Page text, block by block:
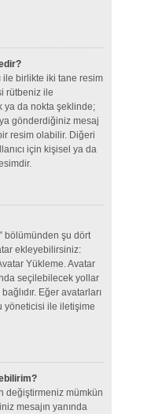
ile birlikte iki tane resim
rütbeniz ile
ya da nokta şeklinde;
gönderdiğiniz mesaj
resim olabilir. Diğeri
için kişisel ya da
bölümünden şu dört
ekleyebilirsiniz:
Yükleme. Avatar
seçilebilecek yollar
Eğer avatarları
yöneticisi ile iletişime
değiştirmeniz mümkün
mesajın yanında